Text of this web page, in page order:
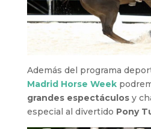
Además del programa
Madrid Horse Week
grandes espectáculosy
especial al divertido Pony